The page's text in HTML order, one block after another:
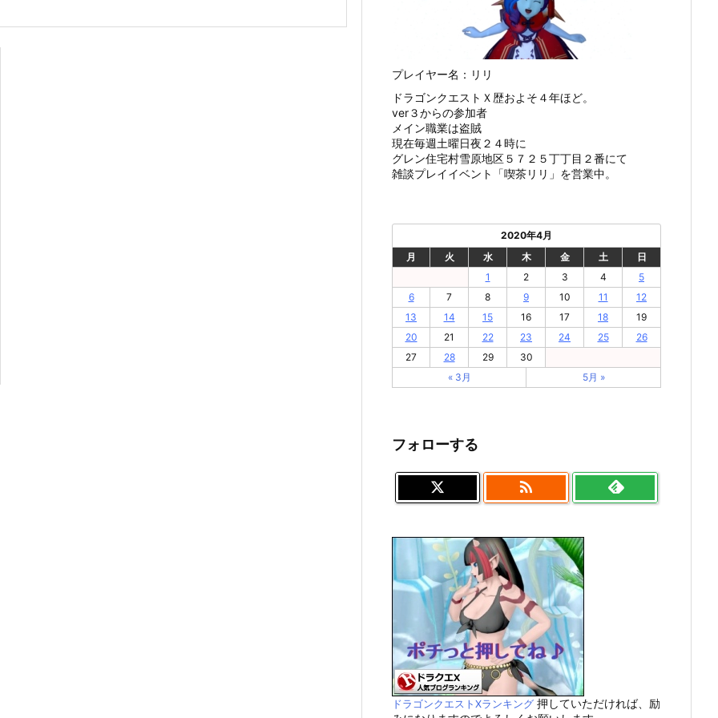
プレイヤー名：リリ
ドラゴンクエストＸ歴およそ４年ほど。
ver３からの参加者
メイン職業は盗賊
現在毎週土曜日夜２４時に
グレン住宅村雪原地区５７２５丁丁目２番にて
雑談プレイイベント「喫茶リリ」を営業中。
2020年4月
月
火 水 木 金 土
日
1
2 3 4
5
6
7 8 9 10 11
12
13
14 15 16 17 18
19
20
21 22 23 24 25
26
27
28 29
30
« 3月
5月 »
フォローする

ドラゴンクエストXランキング 押していただければ、励